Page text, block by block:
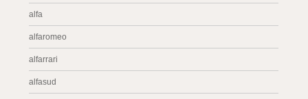
alfa
alfaromeo
alfarrari
alfasud